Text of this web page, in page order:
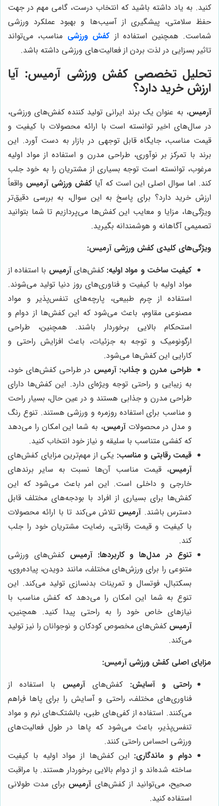
کنید. به یاد داشته باشید که انتخاب درست، گامی مهم در جهت
حفظ سلامتی، پیشگیری از آسیب‌ها و بهبود عملکرد ورزشی
شماست. همچنین استفاده از کفش ورزشی مناسب، می‌تواند
تاثیر بسزایی در لذت بردن از فعالیت‌های ورزشی داشته باشد.
تحلیل تخصصی کفش ورزشی آرمیس: آیا
ارزش خرید دارد؟
آرمیس، به عنوان یک برند ایرانی تولید کننده کفش‌های ورزشی،
در سال‌های اخیر توانسته است با ارائه محصولات با کیفیت و
قیمت مناسب، جایگاه قابل توجهی در بازار به دست آورد. این
برند با تمرکز بر نوآوری، طراحی مدرن و استفاده از مواد اولیه
مرغوب، توانسته است توجه بسیاری از مشتریان را به خود جلب
کند. اما سوال اصلی این است که آیاکفش ورزشی آرمیس واقعاً
ارزش خرید دارد؟ برای پاسخ به این سوال، به بررسی دقیق‌تر
ویژگی‌ها، مزایا و معایب این کفش‌ها می‌پردازیم تا شما بتوانید
تصمیمی آگاهانه و هوشمندانه بگیرید.
ویژگی‌های کلیدی کفش ورزشی آرمیس:
کیفیت ساخت و مواد اولیه: کفش‌هایآرمیس با استفاده از
مواد اولیه با کیفیت و فناوری‌های روز دنیا تولید می‌شوند.
استفاده از چرم طبیعی، پارچه‌های تنفس‌پذیر و مواد
مصنوعی مقاوم، باعث می‌شود که این کفش‌ها از دوام و
استحکام بالایی برخوردار باشند. همچنین، طراحی
ارگونومیک و توجه به جزئیات، باعث افزایش راحتی و
کارایی این کفش‌ها می‌شود.
طراحی مدرن و جذاب: آرمیس در طراحی کفش‌های خود،
به زیبایی و راحتی توجه ویژه‌ای دارد. این کفش‌ها دارای
طراحی مدرن و جذابی هستند و در عین حال، بسیار راحت
و مناسب برای استفاده روزمره و ورزشی هستند. تنوع رنگ
و مدل در محصولاتآرمیس، به شما این امکان را می‌دهد
که کفشی متناسب با سلیقه و نیاز خود انتخاب کنید.
قیمت رقابتی و مناسب: یکی از مهم‌ترین مزایای کفش‌های
آرمیس، قیمت مناسب آن‌ها نسبت به سایر برندهای
خارجی و داخلی است. این امر باعث می‌شود که این
کفش‌ها برای بسیاری از افراد با بودجه‌های مختلف قابل
دسترس باشند.آرمیس تلاش می‌کند تا با ارائه محصولات
با کیفیت و قیمت رقابتی، رضایت مشتریان خود را جلب
کند.
تنوع در مدل‌ها و کاربردها: آرمیس کفش‌های ورزشی
متنوعی را برای ورزش‌های مختلف، مانند دویدن، پیاده‌روی،
بسکتبال، فوتسال و تمرینات بدنسازی تولید می‌کند. این
تنوع به شما این امکان را می‌دهد که کفش مناسب با
نیازهای خاص خود را به راحتی پیدا کنید. همچنین،
آرمیس کفش‌های مخصوص کودکان و نوجوانان را نیز تولید
می‌کند.
مزایای اصلی کفش ورزشی آرمیس:
راحتی و آسایش: کفش‌هایآرمیس با استفاده از
فناوری‌های مختلف، راحتی و آسایش را برای پاها فراهم
می‌کنند. استفاده از کفی‌های طبی، بالشتک‌های نرم و مواد
تنفس‌پذیر، باعث می‌شود که پاها در طول فعالیت‌های
ورزشی احساس راحتی کنند.
دوام و ماندگاری: این کفش‌ها از مواد اولیه با کیفیت
ساخته شده‌اند و از دوام بالایی برخوردار هستند. با مراقبت
صحیح، می‌توانید از کفش‌هایآرمیس برای مدت طولانی
استفاده کنید.